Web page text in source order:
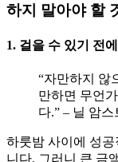
하지 말아야 할
1. 걸을 수 있기 전
“자만하지 않
만하면 무언
다.” – 닐 암스
하룻밤 사이에 성
니다. 그러니 큰 금